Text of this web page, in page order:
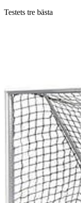
Testets tre bästa